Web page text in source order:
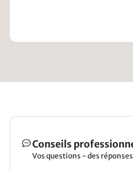
Conseils
Vos questions - des